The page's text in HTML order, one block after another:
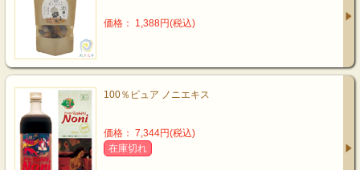
価格： 1,388円(税込)
100％ピュア ノニエキス
価格： 7,344円(税込)
在庫切れ